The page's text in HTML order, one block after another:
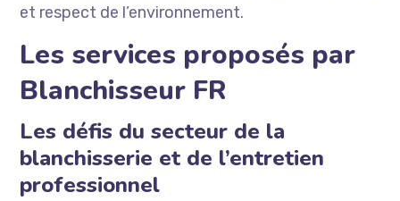
et respect de l’environnement.
Les services proposés par
Blanchisseur FR
Les défis du secteur de la
blanchisserie et de l’entretien
professionnel